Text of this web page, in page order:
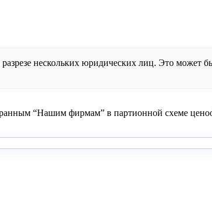
нескольких юридических лиц. Это может
“Нашим фирмам” в партионной схеме